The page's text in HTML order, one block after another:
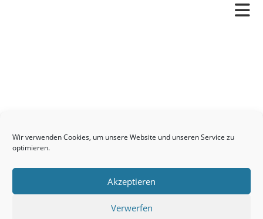
Wir verwenden Cookies, um unsere Website und unseren Service zu
optimieren.
Akzeptieren
Verwerfen
Kontakt
Links
Neuigkeiten
Seelsorge / Sakramente